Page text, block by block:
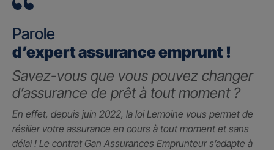
Parole
d’expert assurance emprunt !
Savez-vous que vous pouvez changer
d’assurance de prêt à tout moment ?
En effet, depuis juin 2022, la loi Lemoine vous permet de
résilier votre assurance en cours à tout moment et sans
délai ! Le contrat Gan Assurances Emprunteur s’adapte à